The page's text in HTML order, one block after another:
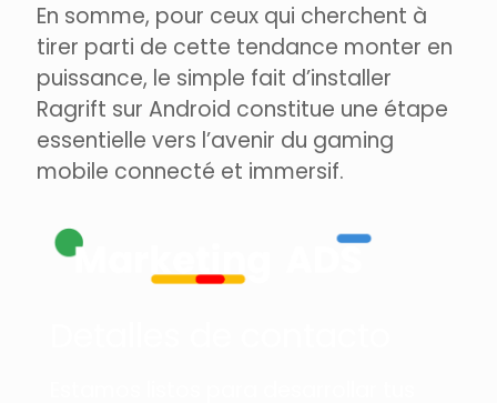
En somme, pour ceux qui cherchent à
tirer parti de cette tendance monter en
puissance, le simple fait d’installer
Ragrift sur Android constitue une étape
essentielle vers l’avenir du gaming
mobile connecté et immersif.